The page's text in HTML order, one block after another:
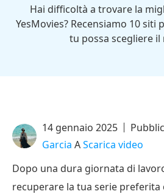
Hai difficoltà a trovare la
YesMovies? Recensiamo 10
tu possa scegliere il
14 gennaio 2025
Garcia AScarica video
Dopo una dura giornata di
recuperare la tua serie preferita